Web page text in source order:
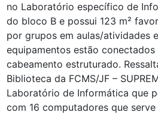
no Laboratório específico de
do bloco B e possui 123 m²
por grupos em aulas/atividades
equipamentos estão
cabeamento estruturado.
Biblioteca da FCMS/JF –
Laboratório de Informática que
com 16 computadores que